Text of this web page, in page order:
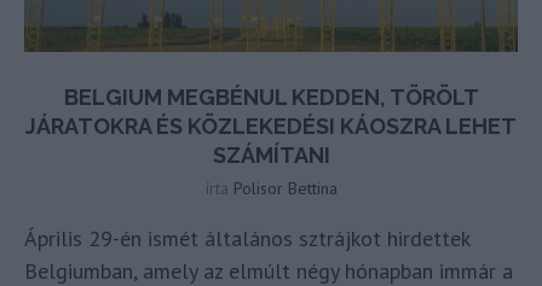
BELGIUM MEGBÉNUL KEDDEN, TÖRÖLT
JÁRATOKRA ÉS KÖZLEKEDÉSI KÁOSZRA LEHET
SZÁMÍTANI
írta Polisor Bettina
Április 29-én ismét általános sztrájkot hirdettek
Belgiumban, amely az elmúlt négy hónapban immár a